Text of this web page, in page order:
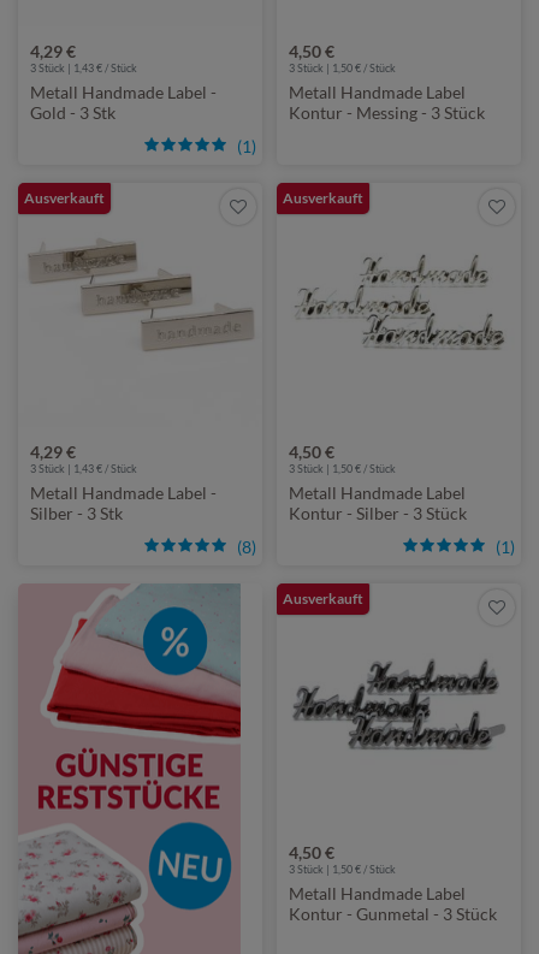
4,29 €
(1)
3 Stück | 1,43 € / Stück
Metall Handmade Label -
Gold - 3 Stk
4,50 €
3 Stück | 1,50 € / Stück
Metall Handmade Label
Kontur - Messing - 3 Stück
Ausverkauft
4,29 €
(8)
3 Stück | 1,43 € / Stück
Metall Handmade Label -
Silber - 3 Stk
Ausverkauft
4,50 €
(1)
3 Stück | 1,50 € / Stück
Metall Handmade Label
Kontur - Silber - 3 Stück
Ausverkauft
4,50 €
3 Stück | 1,50 € / Stück
Metall Handmade Label
Kontur - Gunmetal - 3 Stück